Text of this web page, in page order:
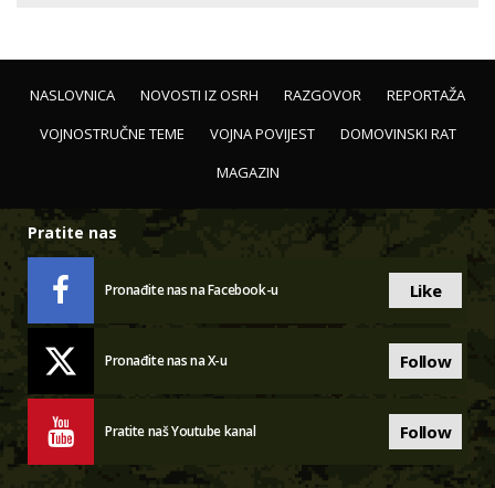
NASLOVNICA NOVOSTI IZ OSRH RAZGOVOR
REPORTAŽA
VOJNOSTRUČNE TEME
VOJNA POVIJEST
DOMOVINSKI RAT
MAGAZIN
Pratite nas
Pronađite nas na Facebook-u Like
Pronađite nas na X-u Follow
Pratite naš Youtube kanal Follow